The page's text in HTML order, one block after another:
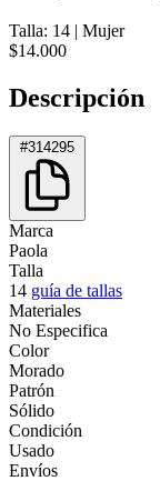
Talla: 14 | Mujer
$14.000
Descripción
#314295
Marca
Paola
Talla
14 guía de tallas
Materiales
No Especifica
Color
Morado
Patrón
Sólido
Condición
Usado
Envíos